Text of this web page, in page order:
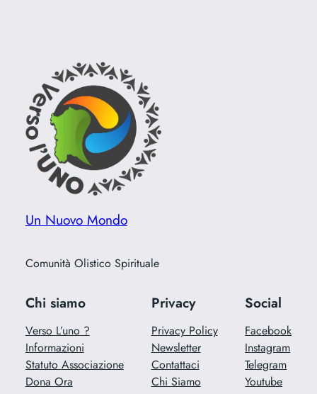
Un Nuovo Mondo
Comunità Olistico Spirituale
Chi siamo
Verso L’uno ?
Informazioni
Statuto Associazione
Dona Ora
Privacy
Privacy Policy
Newsletter
Contattaci
Chi Siamo
Social
Facebook
Instagram
Telegram
Youtube